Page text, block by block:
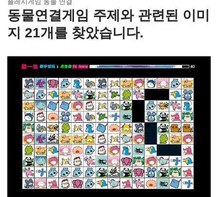
플레시게임 동물 연결
동물연결게임 주제와 관련된 이미
지 21개를 찾았습니다.